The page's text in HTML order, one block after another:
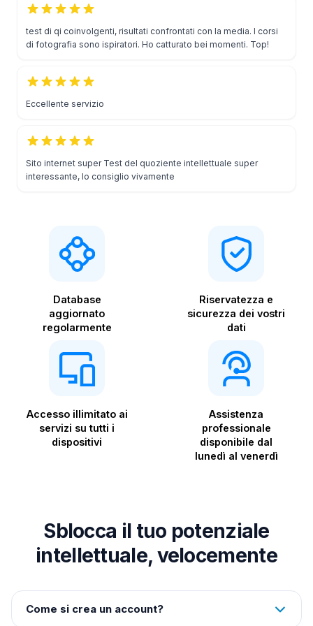
test di qi coinvolgenti, risultati confrontati con la media. I corsi
di fotografia sono ispiratori. Ho catturato bei momenti. Top!
Eccellente servizio
Sito internet super Test del quoziente intellettuale super
interessante, lo consiglio vivamente
Database
aggiornato
regolarmente
Riservatezza e
sicurezza dei vostri
dati
Accesso illimitato ai
servizi su tutti i
dispositivi
Assistenza
professionale
disponibile dal
lunedì al venerdì
Sblocca il tuo potenziale
intellettuale, velocemente
Come si crea un account?